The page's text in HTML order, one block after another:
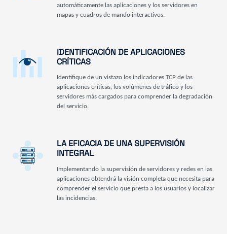
automáticamente las aplicaciones y los servidores en
mapas y cuadros de mando interactivos.
IDENTIFICACIÓN DE APLICACIONES
CRÍTICAS
Identifique de un vistazo los indicadores TCP de las
aplicaciones críticas, los volúmenes de tráfico y los
servidores más cargados para comprender la degradación
del servicio.
LA EFICACIA DE UNA SUPERVISIÓN
INTEGRAL
Implementando la supervisión de servidores y redes en las
aplicaciones obtendrá la visión completa que necesita para
comprender el servicio que presta a los usuarios y localizar
las incidencias.